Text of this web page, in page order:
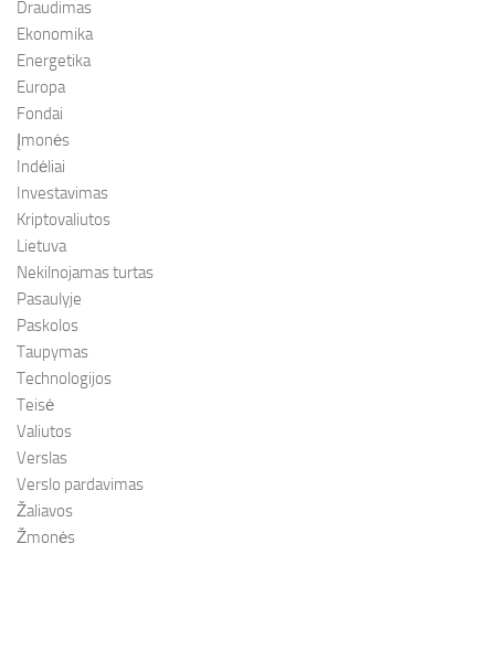
Draudimas
Ekonomika
Energetika
Europa
Fondai
Įmonės
Indėliai
Investavimas
Kriptovaliutos
Lietuva
Nekilnojamas turtas
Pasaulyje
Paskolos
Taupymas
Technologijos
Teisė
Valiutos
Verslas
Verslo pardavimas
Žaliavos
Žmonės